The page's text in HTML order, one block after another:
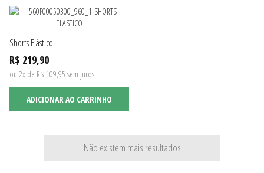
LONGA
CURTA
Shorts Elástico
R$ 219,90
ou 2x de R$ 109,95 sem juros
ADICIONAR AO CARRINHO
Não existem mais resultados